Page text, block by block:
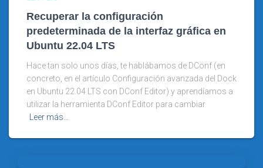
Recuperar la configuración
predeterminada de la interfaz gráfica en
Ubuntu 22.04 LTS
Hace tan solo unos días, te hablábamos de DConf (en
concreto, en el artículo Configuración avanzada del Dock
en Ubuntu 22.04 LTS con DConf Editor) y aprendíamos a
utilizar la herramienta DConf Editor para cambiar
Leer más…